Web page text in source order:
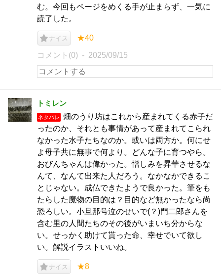
む。今回もページをめくる手が止まらず、一気に
読了した。
ナイス ★40
コメント(0) 2025/09/15
トミレン
ネタバレ
畑のうり坊はこれから産まれてくる赤子だ
ったのか、それとも事情があって産まれてこられ
なかった水子たちなのか。或いは両方か。何にせ
よ母子共に無事で何より。どんな子に育つやら。
おびんちゃんは偉かった。憎しみを昇華させるな
んて、なんて出来た人だろう。なかなかできるこ
とじゃない。成仏できたようで良かった。筆をも
たらした魔物の目的は？目的など無かったなら尚
恐ろしい。小旦那号泣のせいで(？)門二郎さんを
含む里の人間たちのその後がいまいち分からな
い。せっかく助けて貰った命、幸せでいて欲し
い。解説イラストいいね。
ナイス ★8